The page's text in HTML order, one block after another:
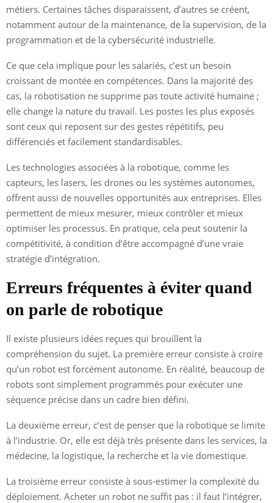
métiers. Certaines tâches disparaissent, d’autres se créent,
notamment autour de la maintenance, de la supervision, de la
programmation et de la cybersécurité industrielle.
Ce que cela implique pour les salariés, c’est un besoin
croissant de montée en compétences. Dans la majorité des
cas, la robotisation ne supprime pas toute activité humaine ;
elle change la nature du travail. Les postes les plus exposés
sont ceux qui reposent sur des gestes répétitifs, peu
différenciés et facilement standardisables.
Les technologies associées à la robotique, comme les
capteurs, les lasers, les drones ou les systèmes autonomes,
offrent aussi de nouvelles opportunités aux entreprises. Elles
permettent de mieux mesurer, mieux contrôler et mieux
optimiser les processus. En pratique, cela peut soutenir la
compétitivité, à condition d’être accompagné d’une vraie
stratégie d’intégration.
Erreurs fréquentes à éviter quand
on parle de robotique
Il existe plusieurs idées reçues qui brouillent la
compréhension du sujet. La première erreur consiste à croire
qu’un robot est forcément autonome. En réalité, beaucoup de
robots sont simplement programmés pour exécuter une
séquence précise dans un cadre bien défini.
La deuxième erreur, c’est de penser que la robotique se limite
à l’industrie. Or, elle est déjà très présente dans les services, la
médecine, la logistique, la recherche et la vie domestique.
La troisième erreur consiste à sous-estimer la complexité du
déploiement. Acheter un robot ne suffit pas : il faut l’intégrer,